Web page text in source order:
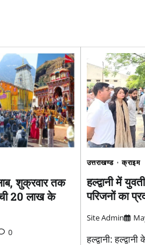
शुक्रवार तक
20 लाख के
0
उत्तराखण्ड क्राइम
हल्द्वानी में
परिजनों का
Site Admin
हल्द्वानी: